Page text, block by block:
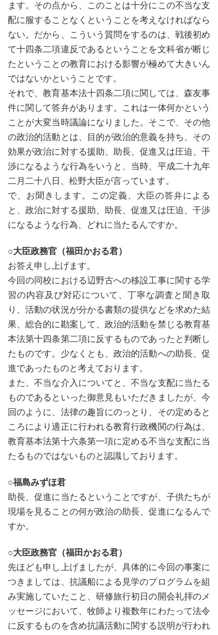
ます。その点から、このことは十分にこの不当な支
配に服することなくということを考えなければなら
ない。だから、こういう質問をするのは、戦後初め
て十四条二項違反であるということを文科省が断じ
たということの教育における影響が極めて大きいん
ではないかということです。
それで、教育基本法十四条二項に関しては、森友事
件に関して答弁があります。これは一体何かという
ことが大変当時議論になりました。そこで、その他
の政治的活動とは、目的が政治的意義を持ち、その
効果が政治に対する援助、助長、促進又は圧迫、干
渉になるような行為をいうと、当時、平成二十九年
二月二十八日、松野大臣が言っています。
で、お聞きします。この定義、大臣の答弁による
と、政治に対する援助、助長、促進又は圧迫、干渉
になるような行為、どれに当たるんですか。
○大臣政務官（福田かおる君）
お答え申し上げます。
今回の同校における辺野古への移設工事に関する学
習の内容及び対応について、丁寧な調査と聞き取
り、活動の状況が分かる書類の提供などを求めた結
果、総合的に勘案して、政治的活動を禁じる教育基
本法第十四条第二項に反するものであったと判断し
たものです。少なくとも、政治的活動への助長、促
進であったものと考えております。
また、不当な介入についてと、不当な支配に当たる
ものであるといった御意見もいただきましたが、今
回のように、法律の趣旨にのっとり、その定めると
ころにより適正に行われる教育行政機関の行為は、
教育基本法第十六条第一項に定める不当な支配に当
たるものではないものと認識しております。
○福島みずほ君
助長、促進に当たるということですが、子供たちが
現場を見ることの何が政治の助長、促進になるんで
すか。
○大臣政務官（福田かおる君）
先ほども申し上げましたが、具体的に今回の事案に
つきましては、抗議船による見学のプログラムを組
み実施していたこと、研修旅行初日の開会礼拝のメ
ッセージにおいて、牧師より複数年にわたって法令
に反するものを含め抗議活動に関する説明が行われ